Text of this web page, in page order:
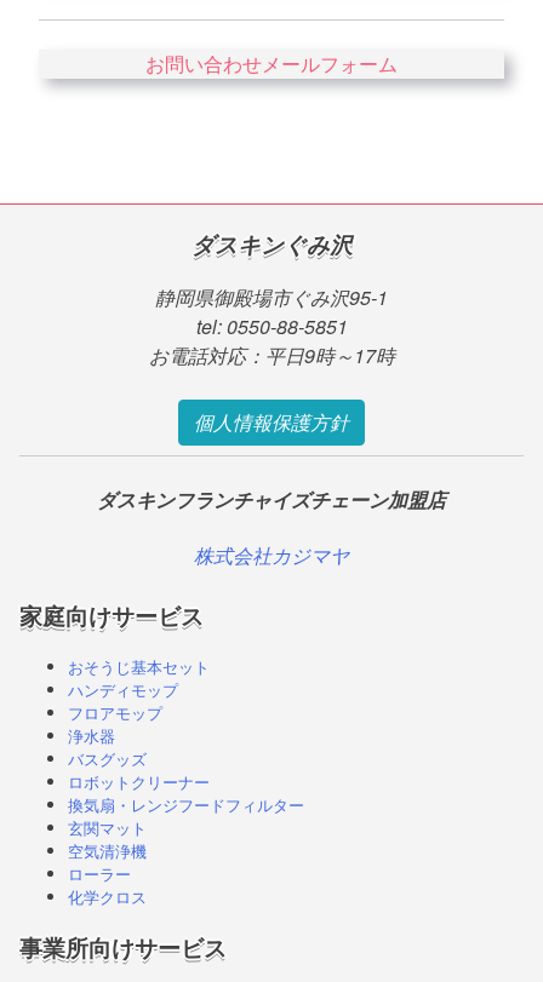
お問い合わせメールフォーム
ダスキンぐみ沢
静岡県御殿場市ぐみ沢95-1
tel: 0550-88-5851
お電話対応：平日9時～17時
個人情報保護方針
ダスキンフランチャイズチェーン加盟店
株式会社カジマヤ
家庭向けサービス
おそうじ基本セット
ハンディモップ
フロアモップ
浄水器
バスグッズ
ロボットクリーナー
換気扇・レンジフードフィルター
玄関マット
空気清浄機
ローラー
化学クロス
事業所向けサービス